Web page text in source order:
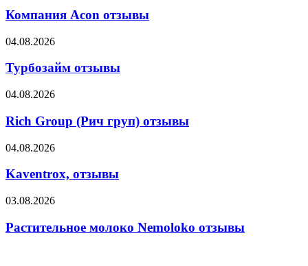
отзывы
отзывы
Компания Acon отзывы
Турбозайм
04.08.2026
Турбозайм отзывы
Rich
(Рич
груп)
отзывы
04.08.2026
Rich Group (Рич груп) отзывы
Kaventrox,
04.08.2026
Kaventrox, отзывы
Растительное
Nemoloko
отзывы
03.08.2026
Растительное молоко Nemoloko отзывы